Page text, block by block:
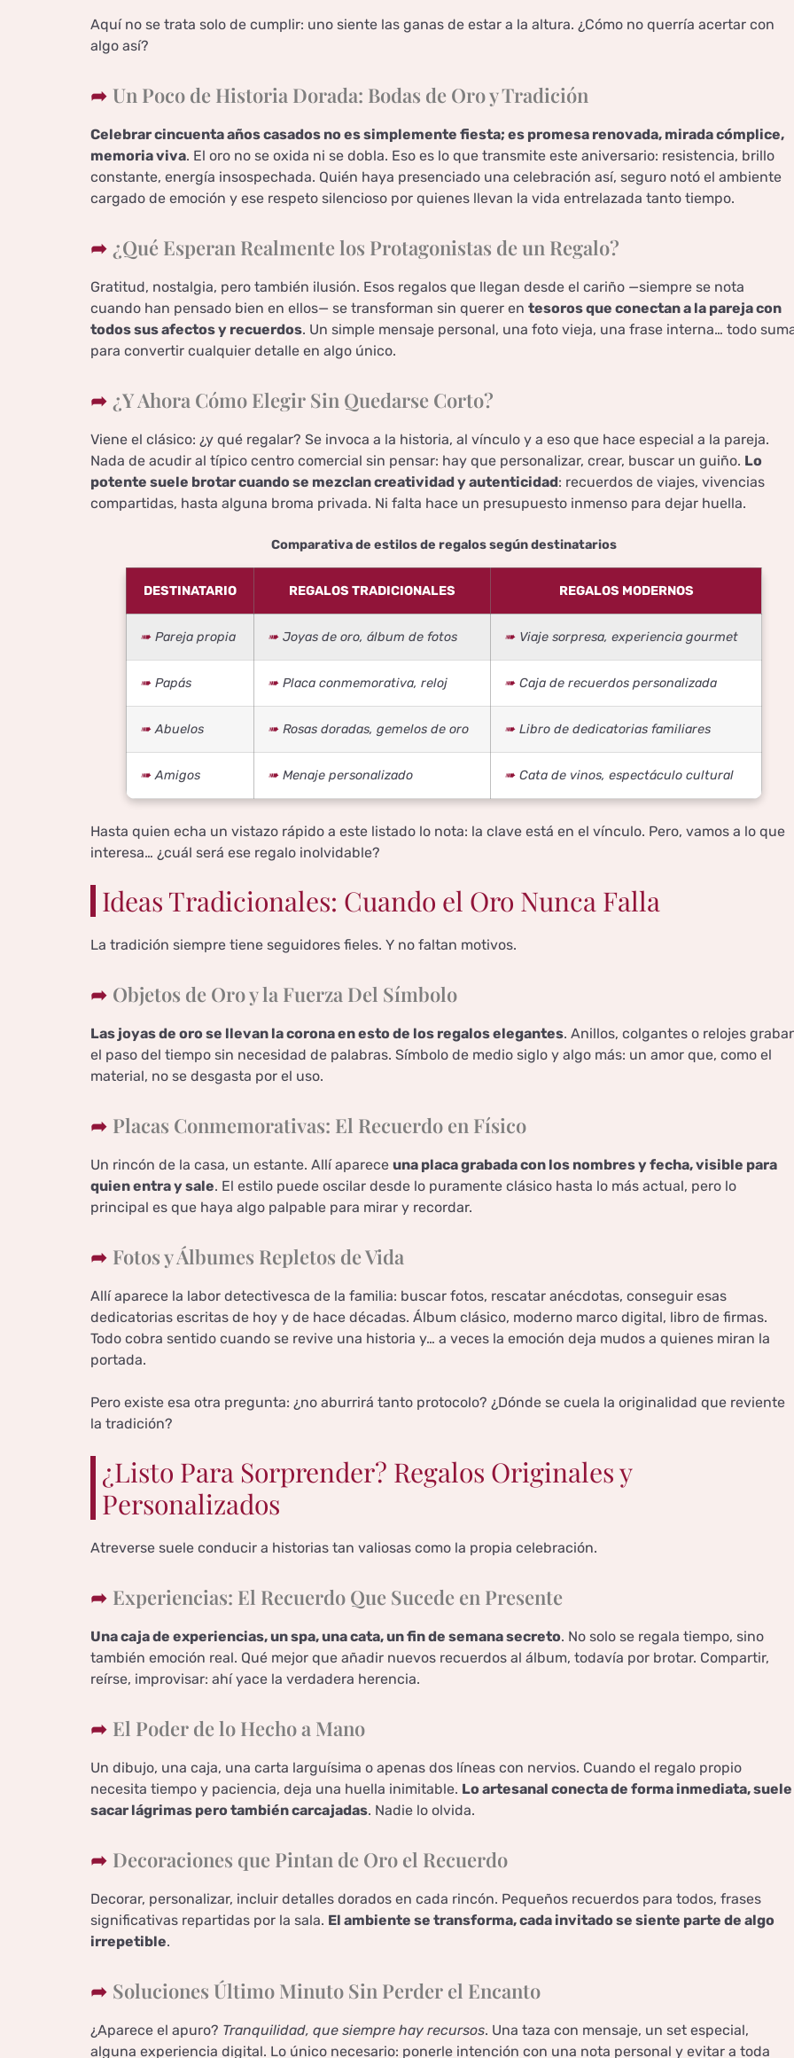
Aquí no se trata solo de cumplir: uno siente las ganas de estar a la altura. ¿Cómo no querría acertar con
algo así?
Un Poco de Historia Dorada: Bodas de Oro y Tradición
Celebrar cincuenta años casados no es simplemente fiesta; es promesa renovada, mirada cómplice,
memoria viva. El oro no se oxida ni se dobla. Eso es lo que transmite este aniversario: resistencia, brillo
constante, energía insospechada. Quién haya presenciado una celebración así, seguro notó el ambiente
cargado de emoción y ese respeto silencioso por quienes llevan la vida entrelazada tanto tiempo.
¿Qué Esperan Realmente los Protagonistas de un Regalo?
Gratitud, nostalgia, pero también ilusión. Esos regalos que llegan desde el cariño —siempre se nota
cuando han pensado bien en ellos— se transforman sin querer en tesoros que conectan a la pareja con
todos sus afectos y recuerdos. Un simple mensaje personal, una foto vieja, una frase interna… todo
para convertir cualquier detalle en algo único.
¿Y Ahora Cómo Elegir Sin Quedarse Corto?
Viene el clásico: ¿y qué regalar? Se invoca a la historia, al vínculo y a eso que hace especial a la pareja.
Nada de acudir al típico centro comercial sin pensar: hay que personalizar, crear, buscar un guiño. Lo
potente suele brotar cuando se mezclan creatividad y autenticidad: recuerdos de viajes, vivencias
compartidas, hasta alguna broma privada. Ni falta hace un presupuesto inmenso para dejar huella.
Comparativa de estilos de regalos según destinatarios
DESTINATARIO REGALOS TRADICIONALES REGALOS MODERNOS
Pareja propia Joyas de oro, álbum de fotos Viaje sorpresa, experiencia gourmet
Papás Placa conmemorativa, reloj Caja de recuerdos personalizada
Abuelos Rosas doradas, gemelos de oro Libro de dedicatorias familiares
Amigos Menaje personalizado Cata de vinos, espectáculo cultural
Hasta quien echa un vistazo rápido a este listado lo nota: la clave está en el vínculo. Pero, vamos a lo que
interesa… ¿cuál será ese regalo inolvidable?
Ideas Tradicionales: Cuando el Oro Nunca Falla
La tradición siempre tiene seguidores fieles. Y no faltan motivos.
Objetos de Oro y la Fuerza Del Símbolo
Las joyas de oro se llevan la corona en esto de los regalos elegantes. Anillos, colgantes o relojes
el paso del tiempo sin necesidad de palabras. Símbolo de medio siglo y algo más: un amor que, como el
material, no se desgasta por el uso.
Placas Conmemorativas: El Recuerdo en Físico
Un rincón de la casa, un estante. Allí aparece una placa grabada con los nombres y fecha, visible para
quien entra y sale. El estilo puede oscilar desde lo puramente clásico hasta lo más actual, pero lo
principal es que haya algo palpable para mirar y recordar.
Fotos y Álbumes Repletos de Vida
Allí aparece la labor detectivesca de la familia: buscar fotos, rescatar anécdotas, conseguir esas
dedicatorias escritas de hoy y de hace décadas. Álbum clásico, moderno marco digital, libro de firmas.
Todo cobra sentido cuando se revive una historia y… a veces la emoción deja mudos a quienes miran la
portada.
Pero existe esa otra pregunta: ¿no aburrirá tanto protocolo? ¿Dónde se cuela la originalidad que reviente
la tradición?
¿Listo Para Sorprender? Regalos Originales y
Personalizados
Atreverse suele conducir a historias tan valiosas como la propia celebración.
Experiencias: El Recuerdo Que Sucede en Presente
Una caja de experiencias, un spa, una cata, un fin de semana secreto. No solo se regala tiempo, sino
también emoción real. Qué mejor que añadir nuevos recuerdos al álbum, todavía por brotar. Compartir,
reírse, improvisar: ahí yace la verdadera herencia.
El Poder de lo Hecho a Mano
Un dibujo, una caja, una carta larguísima o apenas dos líneas con nervios. Cuando el regalo propio
necesita tiempo y paciencia, deja una huella inimitable. Lo artesanal conecta de forma inmediata, suele
sacar lágrimas pero también carcajadas. Nadie lo olvida.
Decoraciones que Pintan de Oro el Recuerdo
Decorar, personalizar, incluir detalles dorados en cada rincón. Pequeños recuerdos para todos, frases
significativas repartidas por la sala. El ambiente se transforma, cada invitado se siente parte de algo
irrepetible.
Soluciones Último Minuto Sin Perder el Encanto
¿Aparece el apuro? Tranquilidad, que siempre hay recursos. Una taza con mensaje, un set especial,
alguna experiencia digital. Lo único necesario: ponerle intención con una nota personal y evitar a toda